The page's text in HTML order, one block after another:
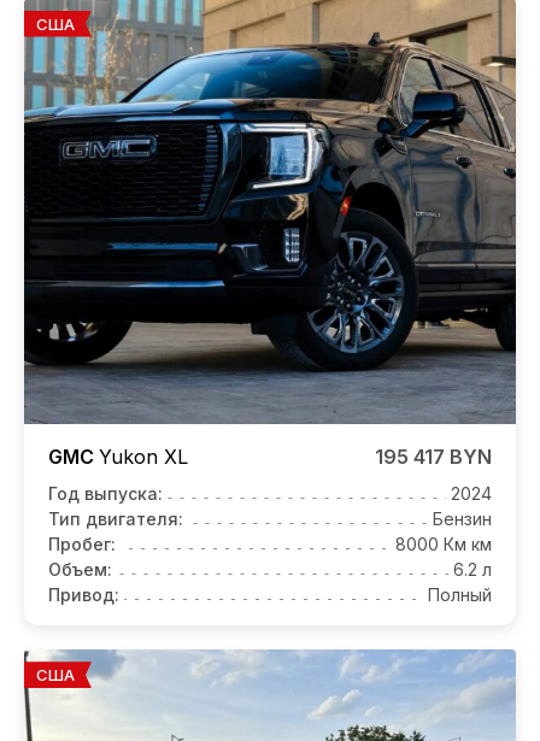
США
GMC Yukon XL 195 417 BYN
Год выпуска:
2024
Тип двигателя:
Бензин
Пробег:
8000 Км км
Объем:
6.2 л
Привод:
Полный
США